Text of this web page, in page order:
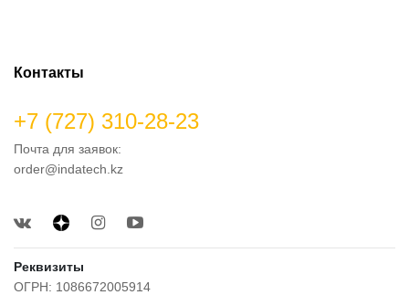
Контакты
+7 (727) 310-28-23
Почта для заявок:
order@indatech.kz
Реквизиты
ОГРН: 1086672005914